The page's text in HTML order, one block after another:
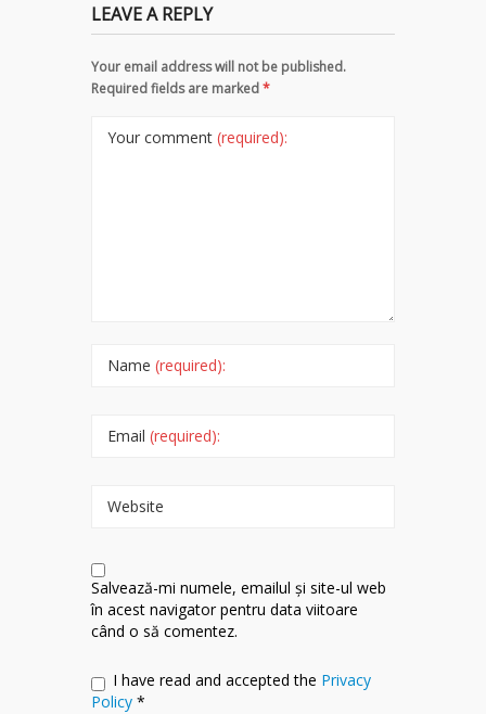
LEAVE A REPLY
Your email address will not be published.
Required fields are marked*
Your comment (required):
Name (required):
Email (required):
Website
Salvează-mi numele, emailul și site-ul web
în acest navigator pentru data viitoare
când o să comentez.
I have read and accepted the Privacy
Policy *